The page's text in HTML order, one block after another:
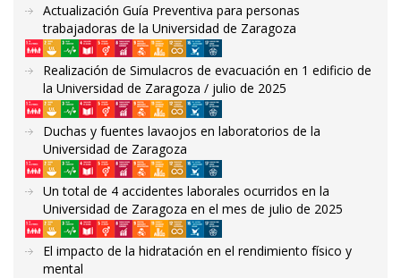
Actualización Guía Preventiva para personas
trabajadoras de la Universidad de Zaragoza
Realización de Simulacros de evacuación en 1 edificio de
la Universidad de Zaragoza / julio de 2025
Duchas y fuentes lavaojos en laboratorios de la
Universidad de Zaragoza
Un total de 4 accidentes laborales ocurridos en la
Universidad de Zaragoza en el mes de julio de 2025
El impacto de la hidratación en el rendimiento físico y
mental